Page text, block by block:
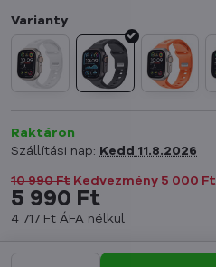
Raktáron
Szállítási nap: Kedd 11.8.2026
10 990 Ft Kedvezmény 5 000 Ft
5 990 Ft
4 717 Ft ÁFA nélkül